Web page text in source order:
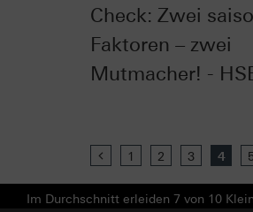
Check: Zwei
Faktoren – zwei
Mutmacher! -
Previous
1 2 3 4 5
Im Durchschnitt erleiden 7 von 10